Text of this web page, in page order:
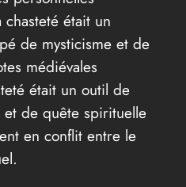
était un
de mysticisme et de
médiévales
était un outil de
de quête spirituelle
en conflit entre le